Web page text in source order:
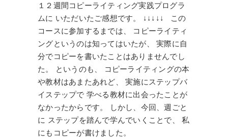
１２週間コピーライティング実践プログラ
ムに いただいたご感想です。 ↓↓↓↓↓ この
コースに参加するまでは、 コピーライティ
ングというのは知ってはいたが、 実際に自
分でコピーを書いたことはありませんでし
た。 というのも、 コピーライティングの本
や教材はあまたあれど、 実施にステップバ
イステップで 学べる教材に出会ったことが
なかったからです。 しかし、今回、週ごと
に ステップを踏んで学んでいくことで、 私
にもコピーが書けました。